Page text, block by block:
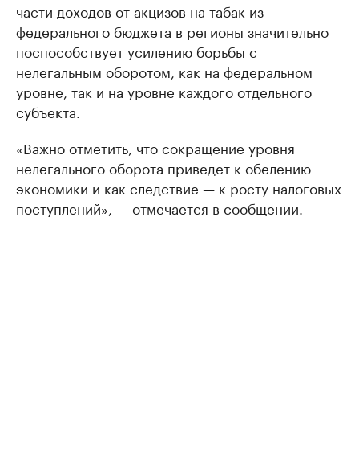
части доходов от акцизов на табак из
федерального бюджета в регионы значительно
поспособствует усилению борьбы с
нелегальным оборотом, как на федеральном
уровне, так и на уровне каждого отдельного
субъекта.
«Важно отметить, что сокращение уровня
нелегального оборота приведет к обелению
экономики и как следствие — к росту налоговых
поступлений», — отмечается в сообщении.